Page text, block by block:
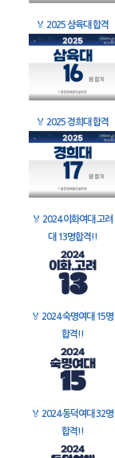
🏅 2025 삼육대 합격
🏅 2025 경희대 합격
🏅 2024 이화여대 고려
대 13명합격!!
🏅 2024 숙명여대 15명
합격!!
🏅 2024 동덕여대 32명
합격!!